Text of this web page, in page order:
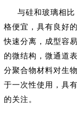
与硅和玻璃相
格便宜，具有良好
快速分离，成型容
的微结构，微通道
分聚合物材料对生
于一次性使用，具
的关注。